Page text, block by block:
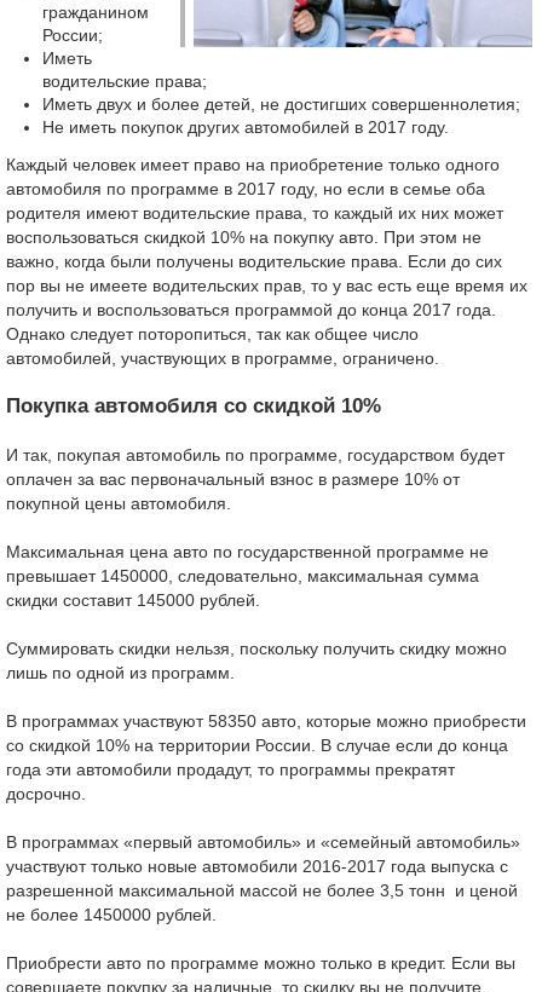
гражданином
России;
Иметь
водительские права;
Иметь двух и более детей, не достигших совершеннолетия;
Не иметь покупок других автомобилей в 2017 году.
Каждый человек имеет право на приобретение только одного
автомобиля по программе в 2017 году, но если в семье оба
родителя имеют водительские права, то каждый их них может
воспользоваться скидкой 10% на покупку авто. При этом не
важно, когда были получены водительские права. Если до сих
пор вы не имеете водительских прав, то у вас есть еще время их
получить и воспользоваться программой до конца 2017 года.
Однако следует поторопиться, так как общее число
автомобилей, участвующих в программе, ограничено.
Покупка автомобиля со скидкой 10%
И так, покупая автомобиль по программе, государством будет
оплачен за вас первоначальный взнос в размере 10% от
покупной цены автомобиля.
Максимальная цена авто по государственной программе не
превышает 1450000, следовательно, максимальная сумма
скидки составит 145000 рублей.
Суммировать скидки нельзя, поскольку получить скидку можно
лишь по одной из программ.
В программах участвуют 58350 авто, которые можно приобрести
со скидкой 10% на территории России. В случае если до конца
года эти автомобили продадут, то программы прекратят
досрочно.
В программах «первый автомобиль» и «семейный автомобиль»
участвуют только новые автомобили 2016-2017 года выпуска с
разрешенной максимальной массой не более 3,5 тонн и ценой
не более 1450000 рублей.
Приобрести авто по программе можно только в кредит. Если вы
совершаете покупку за наличные, то скидку вы не получите.